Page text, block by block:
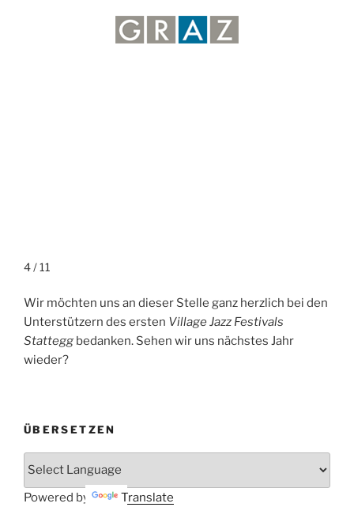
5 / 11
Wir möchten uns an dieser Stelle ganz herzlich bei den
Unterstützern des ersten Village Jazz Festivals
Stattegg bedanken. Sehen wir uns nächstes Jahr
wieder?
ÜBERSETZEN
Powered by Translate